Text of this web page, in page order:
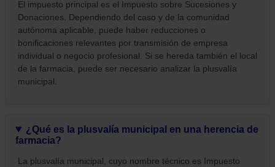
El impuesto principal es el Impuesto sobre Sucesiones y
Donaciones. Dependiendo del caso y de la comunidad
autónoma aplicable, puede haber reducciones o
bonificaciones relevantes por transmisión de empresa
individual o negocio profesional. Si se hereda también el local
de la farmacia, puede ser necesario analizar la plusvalía
municipal.
¿Qué es la plusvalía municipal en una herencia de
farmacia?
La plusvalía municipal, cuyo nombre técnico es Impuesto